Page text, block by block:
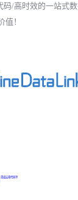
码/高时效的一站式
值！
简道云零代码平